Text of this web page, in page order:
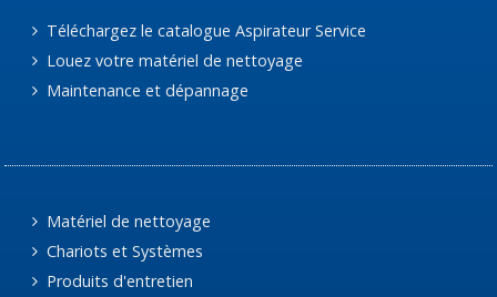
Téléchargez le catalogue Aspirateur Service
Louez votre matériel de nettoyage
Maintenance et dépannage
Matériel de nettoyage
Chariots et Systèmes
Produits d'entretien